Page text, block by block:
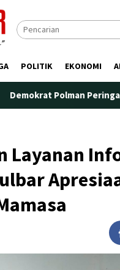
POLITIK EKONOMI
Peringati HUT ke-25
Layanan